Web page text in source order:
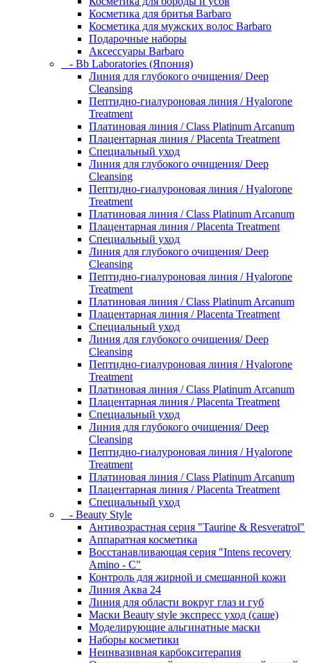
Косметика для бритья Barbaro
Косметика для мужских волос Barbaro
Подарочные наборы
Аксессуары Barbaro
- Bb Laboratories (Япония)
Линия для глубокого очищения/ Deep
Cleansing
Пептидно-гиалуроновая линия / Hyalorone
Treatment
Платиновая линия / Class Platinum Arcanum
Плацентарная линия / Placenta Treatment
Специальный уход
Линия для глубокого очищения/ Deep
Cleansing
Пептидно-гиалуроновая линия / Hyalorone
Treatment
Платиновая линия / Class Platinum Arcanum
Плацентарная линия / Placenta Treatment
Специальный уход
Линия для глубокого очищения/ Deep
Cleansing
Пептидно-гиалуроновая линия / Hyalorone
Treatment
Платиновая линия / Class Platinum Arcanum
Плацентарная линия / Placenta Treatment
Специальный уход
Линия для глубокого очищения/ Deep
Cleansing
Пептидно-гиалуроновая линия / Hyalorone
Treatment
Платиновая линия / Class Platinum Arcanum
Плацентарная линия / Placenta Treatment
Специальный уход
Линия для глубокого очищения/ Deep
Cleansing
Пептидно-гиалуроновая линия / Hyalorone
Treatment
Платиновая линия / Class Platinum Arcanum
Плацентарная линия / Placenta Treatment
Специальный уход
- Beauty Style
Антивозрастная серия "Taurine & Resveratrol"
Аппаратная косметика
Восстанавливающая серия "Intens recovery
Amino - C"
Контроль для жирной и смешанной кожи
Линия Аква 24
Линия для области вокруг глаз и губ
Маски Beauty style экспресс уход (саше)
Моделирующие альгинатные маски
Наборы косметики
Неинвазивная карбокситерапия